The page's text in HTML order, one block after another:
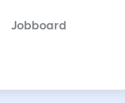
Jobboard